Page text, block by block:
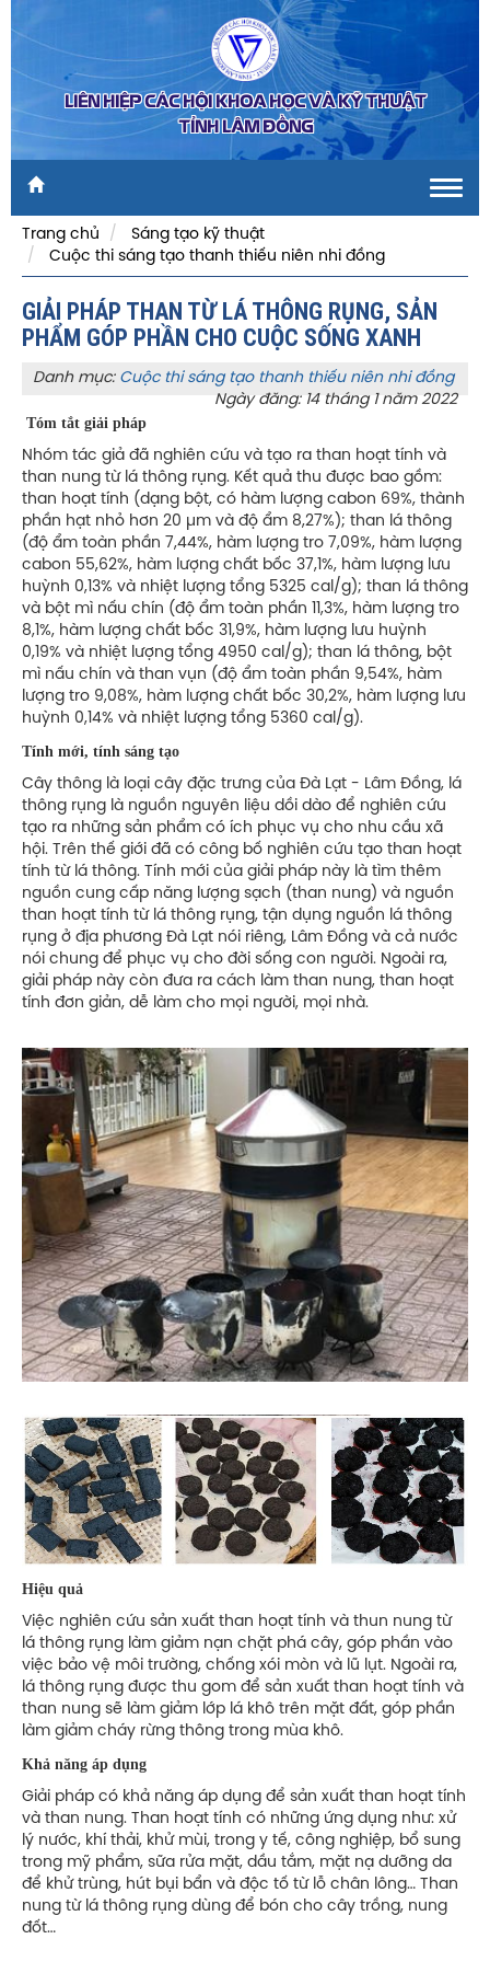
LIÊN HIỆP CÁC HỘI KHOA HỌC VÀ KỸ THUẬT
TỈNH LÂM ĐỒNG
Trang chủ
Sáng tạo kỹ thuật
Cuộc thi sáng tạo thanh thiếu niên nhi đồng
GIẢI PHÁP THAN TỪ LÁ THÔNG RỤNG, SẢN
PHẨM GÓP PHẦN CHO CUỘC SỐNG XANH
Danh mục: Cuộc thi sáng tạo thanh thiếu niên nhi đồng
Ngày đăng: 14 tháng 1 năm 2022
Tóm tắt giải pháp
Nhóm tác giả đã nghiên cứu và tạo ra than hoạt tính và
than nung từ lá thông rụng. Kết quả thu được bao gồm:
than hoạt tính (dạng bột, có hàm lượng cabon 69%, thành
phần hạt nhỏ hơn 20 µm và độ ẩm 8,27%); than lá thông
(độ ẩm toàn phần 7,44%, hàm lượng tro 7,09%, hàm lượng
cabon 55,62%, hàm lượng chất bốc 37,1%, hàm lượng lưu
huỳnh 0,13% và nhiệt lượng tổng 5325 cal/g); than lá thông
và bột mì nấu chín (độ ẩm toàn phần 11,3%, hàm lượng tro
8,1%, hàm lượng chất bốc 31,9%, hàm lượng lưu huỳnh
0,19% và nhiệt lượng tổng 4950 cal/g); than lá thông, bột
mì nấu chín và than vụn (độ ẩm toàn phần 9,54%, hàm
lượng tro 9,08%, hàm lượng chất bốc 30,2%, hàm lượng lưu
huỳnh 0,14% và nhiệt lượng tổng 5360 cal/g).
Tính mới, tính sáng tạo
Cây thông là loại cây đặc trưng của Đà Lạt - Lâm Đồng, lá
thông rụng là nguồn nguyên liệu dồi dào để nghiên cứu
tạo ra những sản phẩm có ích phục vụ cho nhu cầu xã
hội. Trên thế giới đã có công bố nghiên cứu tạo than hoạt
tính từ lá thông. Tính mới của giải pháp này là tìm thêm
nguồn cung cấp năng lượng sạch (than nung) và nguồn
than hoạt tính từ lá thông rụng, tận dụng nguồn lá thông
rụng ở địa phương Đà Lạt nói riêng, Lâm Đồng và cả nước
nói chung để phục vụ cho đời sống con người. Ngoài ra,
giải pháp này còn đưa ra cách làm than nung, than hoạt
tính đơn giản, dễ làm cho mọi người, mọi nhà.
Hiệu quả
Việc nghiên cứu sản xuất than hoạt tính và thun nung từ
lá thông rụng làm giảm nạn chặt phá cây, góp phần vào
việc bảo vệ môi trường, chống xói mòn và lũ lụt. Ngoài ra,
lá thông rụng được thu gom để sản xuất than hoạt tính và
than nung sẽ làm giảm lớp lá khô trên mặt đất, góp phần
làm giảm cháy rừng thông trong mùa khô.
Khả năng áp dụng
Giải pháp có khả năng áp dụng để sản xuất than hoạt tính
và than nung. Than hoạt tính có những ứng dụng như: xử
lý nước, khí thải, khử mùi, trong y tế, công nghiệp, bổ sung
trong mỹ phẩm, sữa rửa mặt, dầu tắm, mặt nạ dưỡng da
để khử trùng, hút bụi bẩn và độc tố từ lỗ chân lông… Than
nung từ lá thông rụng dùng để bón cho cây trồng, nung
đốt…